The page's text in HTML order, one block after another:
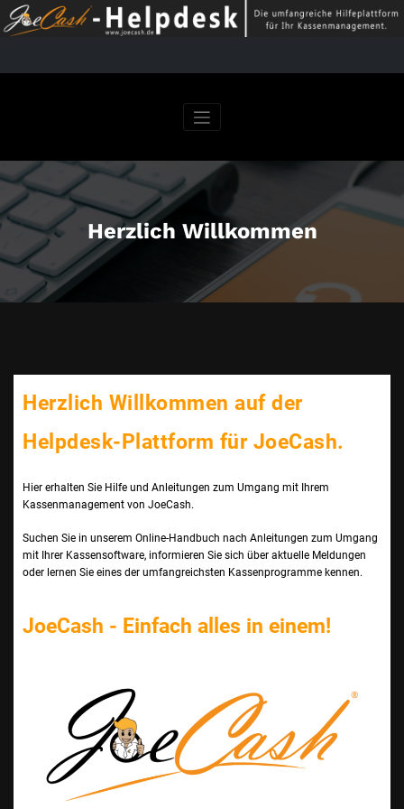
Herzlich Willkommen
Herzlich Willkommen auf der
Helpdesk-Plattform für JoeCash.
Hier erhalten Sie Hilfe und Anleitungen zum Umgang mit Ihrem
Kassenmanagement von JoeCash.
Suchen Sie in unserem Online-Handbuch nach Anleitungen zum Umgang
mit Ihrer Kassensoftware, informieren Sie sich über aktuelle Meldungen
oder lernen Sie eines der umfangreichsten Kassenprogramme kennen.
JoeCash - Einfach alles in einem!